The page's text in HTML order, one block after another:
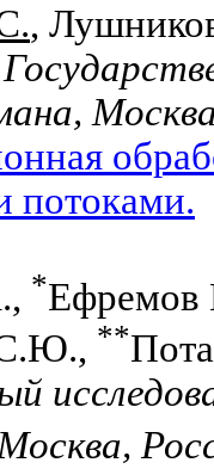
,
потоками.
*
**